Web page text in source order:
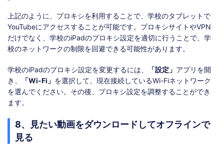
上記のように、プロキシを利用することで、学校のタブレットで
YouTubeにアクセスすることが可能です。プロキシサイトやVPN
だけでなく、学校のiPadのプロキシ設定を適切に行うことで、学
校のネットワークの制限を回避できる可能性があります。
学校のiPadのプロキシ設定を変更するには、 「設定」 アプリを開
き、
「Wi-Fi」 を選択して、現在接続しているWi-Fiネットワーク
を選んでください。その後、プロキシ設定を調整することができ
ます。
8、見たい動画をダウンロードしてオフラインで
見る